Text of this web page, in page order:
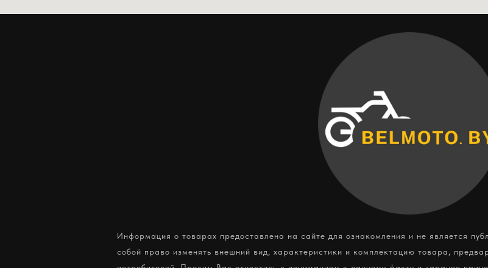
Информация о товарах предоставлена на сайте для ознакомления и не является
собой право изменять внешний вид, характеристики и комплектацию товара,